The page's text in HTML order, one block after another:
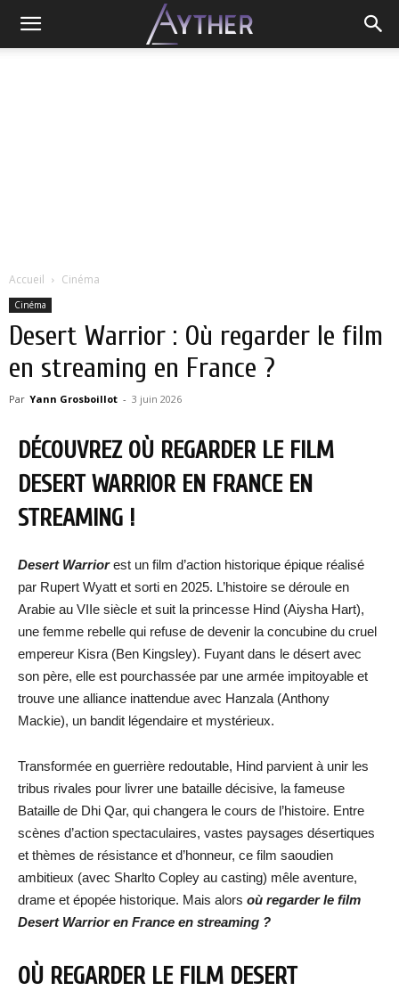
Accueil Cinéma
Cinéma
Desert Warrior : Où regarder le film
en streaming en France ?
Par Yann Grosboillot - 3 juin 2026
DÉCOUVREZ OÙ REGARDER LE FILM
DESERT WARRIOR EN FRANCE EN
STREAMING !
Desert Warriorest un film d’action historique épique réalisé
par Rupert Wyatt et sorti en 2025. L’histoire se déroule en
Arabie au VIIe siècle et suit la princesse Hind (Aiysha Hart),
une femme rebelle qui refuse de devenir la concubine du cruel
empereur Kisra (Ben Kingsley). Fuyant dans le désert avec
son père, elle est pourchassée par une armée impitoyable et
trouve une alliance inattendue avec Hanzala (Anthony
Mackie), un bandit légendaire et mystérieux.
Transformée en guerrière redoutable, Hind parvient à unir les
tribus rivales pour livrer une bataille décisive, la fameuse
Bataille de Dhi Qar, qui changera le cours de l’histoire. Entre
scènes d’action spectaculaires, vastes paysages désertiques
et thèmes de résistance et d’honneur, ce film saoudien
ambitieux (avec Sharlto Copley au casting) mêle aventure,
drame et épopée historique. Mais alors où regarder le film
Desert Warrior en France en streaming ?
OÙ REGARDER LE FILM DESERT